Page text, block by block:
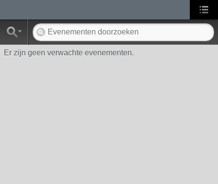
Er zijn geen verwachte evenementen.